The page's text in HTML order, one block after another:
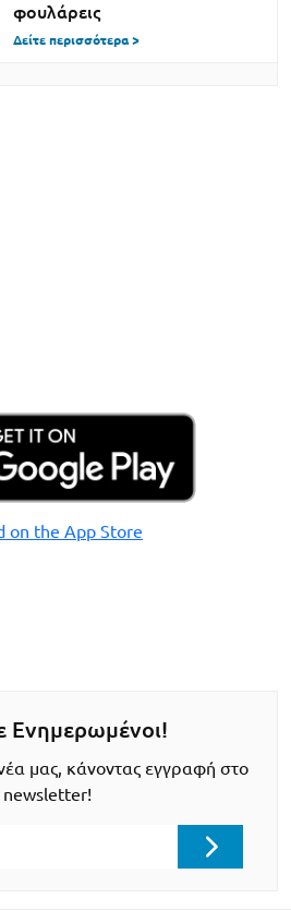
φουλάρεις
Δείτε περισσότερα >
Ενημερωμένοι!
μας, κάνοντας εγγραφή στο
newsletter!